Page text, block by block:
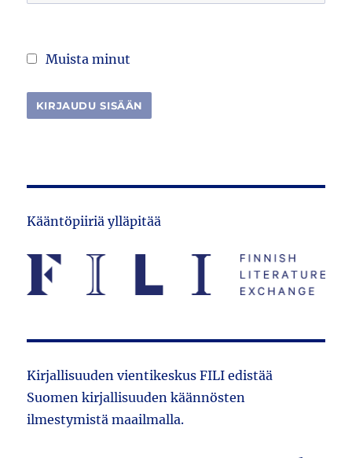
Muista minut
Kääntöpiiriä ylläpitää
Kirjallisuuden vientikeskus FILI edistää
Suomen kirjallisuuden käännösten
ilmestymistä maailmalla.